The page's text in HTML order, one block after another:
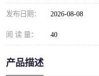
发布日期： 2026-08-08
阅 读 量： 40
产品描述